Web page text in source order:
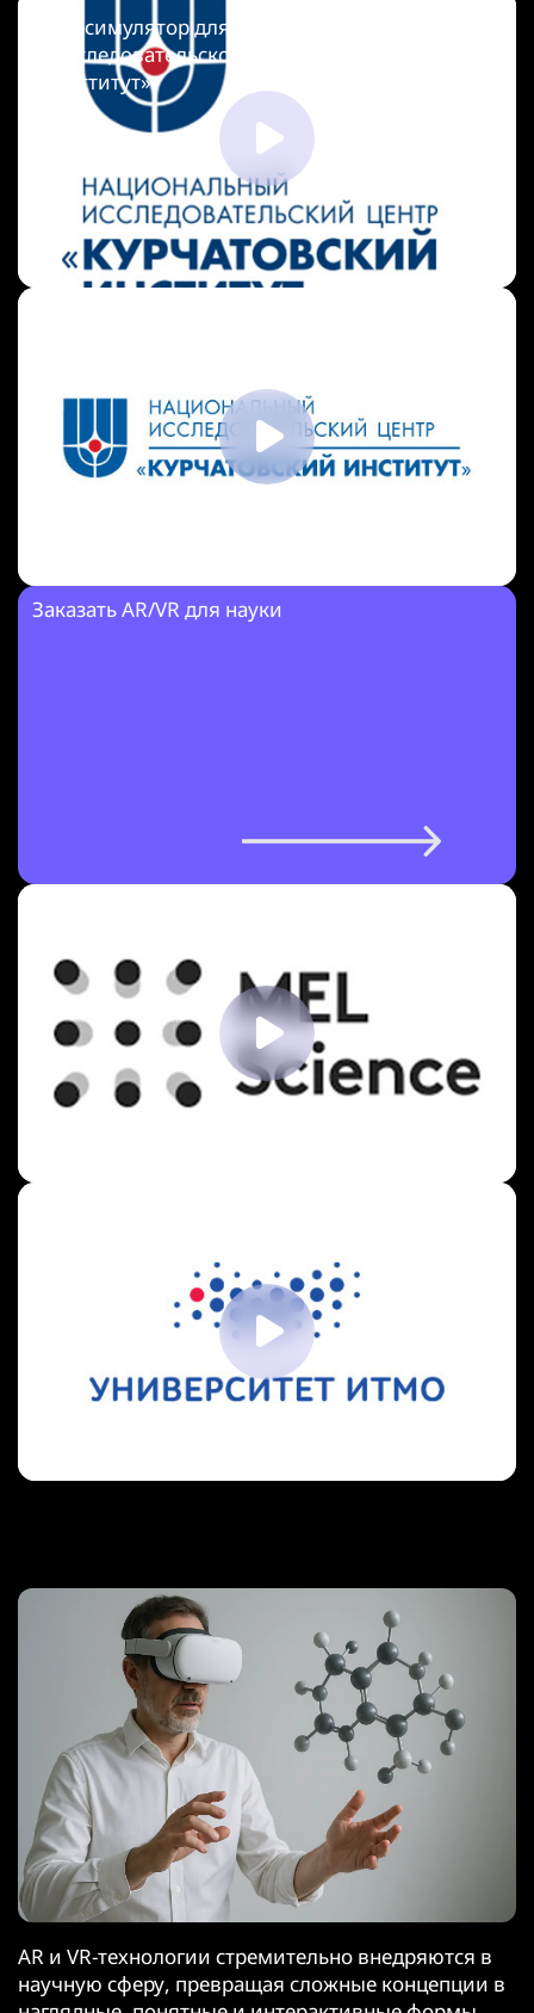
VR-симулятор для Национального
исследовательского центра «Курчатовский
институт»
Заказать AR/VR для науки
AR и VR-технологии стремительно внедряются в
научную сферу, превращая сложные концепции в